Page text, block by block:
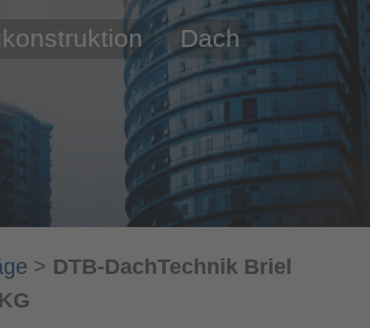
Dach
> DTB-DachTechnik Briel